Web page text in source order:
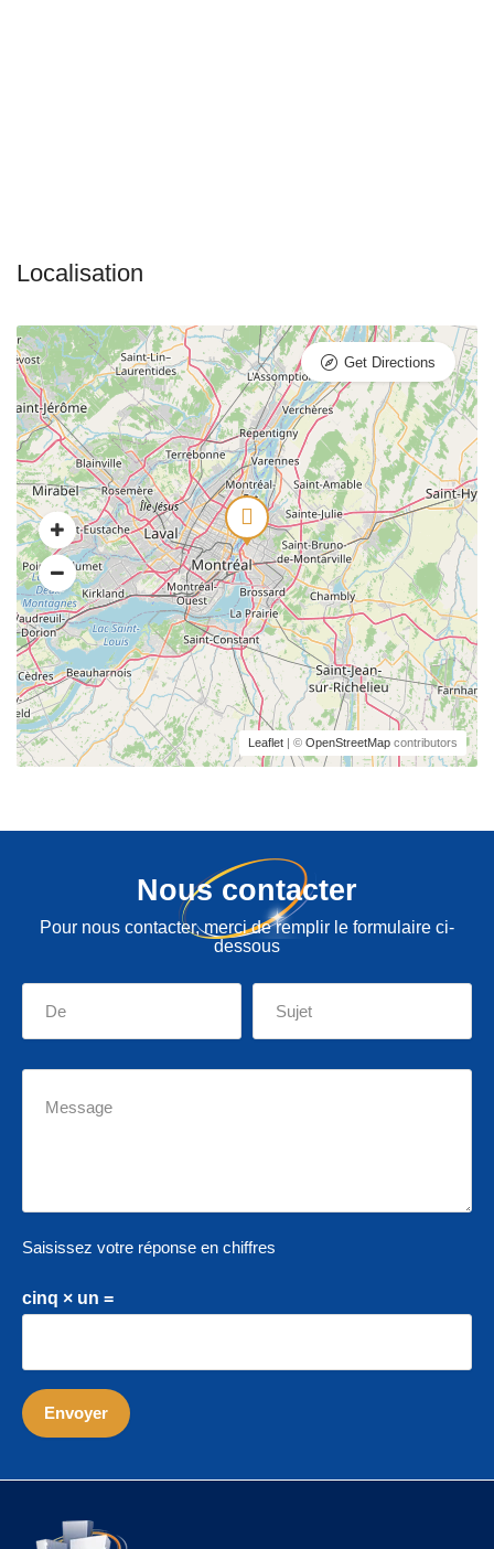
Leaflet | © OpenStreetMap contributors
Get Directions
Nous contacter
Pour nous contacter, merci de remplir le formulaire ci-
dessous
Saisissez votre réponse en chiffres
cinq × un =